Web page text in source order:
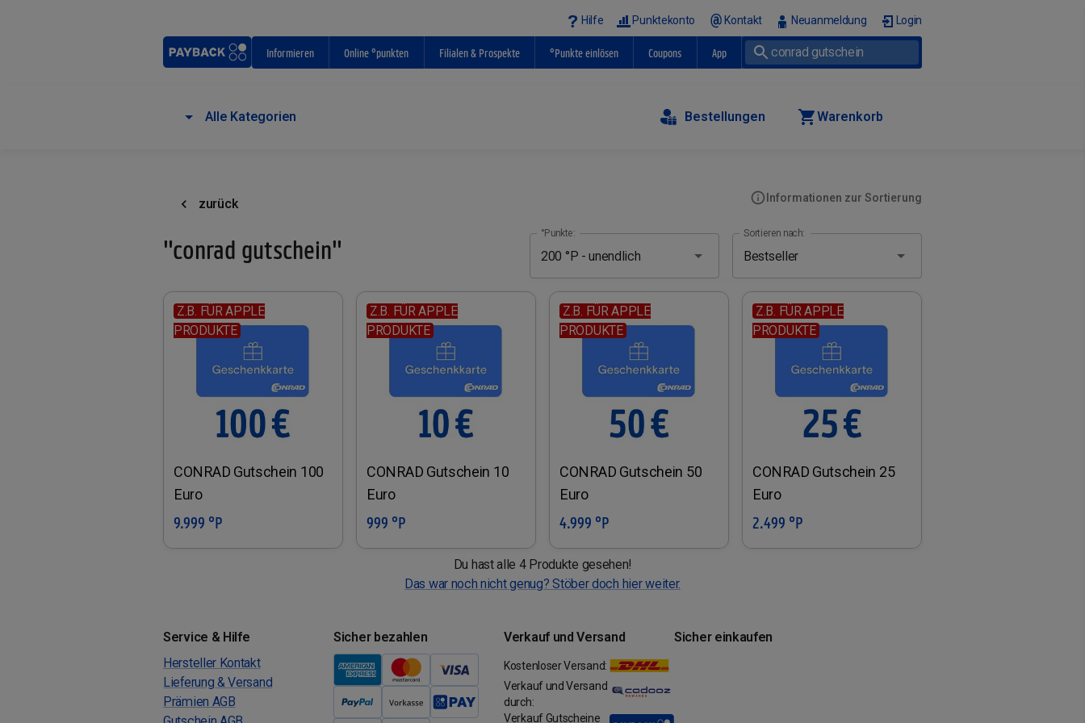
Hilfe Punktekonto Kontakt Neuanmeldung Login
Informieren Online °punkten Filialen & Prospekte °Punkte einlösen Coupons App
Alle Kategorien Bestellungen Warenkorb
zurück
"conrad gutschein"
Informationen zur Sortierung
°Punkte: Sortieren nach:
Z.B. FÜR APPLE
PRODUKTE
CONRAD Gutschein 100
Euro
In den Warenkorb
9.999 °P
Z.B. FÜR APPLE
PRODUKTE
CONRAD Gutschein 10
Euro
999 °P
Z.B. FÜR APPLE
PRODUKTE
CONRAD Gutschein 50
Euro
In den Warenkorb
4.999 °P
Z.B. FÜR APPLE
PRODUKTE
CONRAD Gutschein 25
Euro
In den Warenkorb
2.499 °P
Du hast alle 4 Produkte gesehen!
Das war noch nicht genug? Stöber doch hier weiter.
Service & Hilfe
Hersteller Kontakt
Lieferung & Versand
Prämien AGB
Sicher bezahlen Verkauf und Versand
Kostenloser Versand:
Verkauf und Versand
durch:
Verkauf Gutscheine
Sicher einkaufen